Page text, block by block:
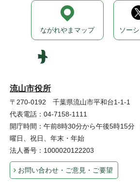
流山市役所
〒270-0192 千葉県流山市平和台1-1-1
代表電話：04-7158-1111
開庁時間：午前8時30分から午後5時15
曜日、祝日、年末・年始
法人番号：1000020122203
お問い合わせ・ご意見・ご要望
ながれやまマップ ソー